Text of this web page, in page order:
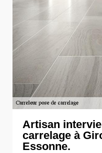
Artisan
carrelage à
Essonne.